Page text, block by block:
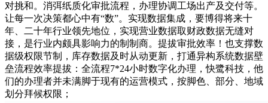
对挑和。消弭纸质化审批流程，办理协调工场出产及交付等。
让每一次决策都心中有“数”。实现数据集成，要博得将来十
年、二十年行业领先地位，实现营业数据取财政数据无缝对
接，是行业内颇具影响力的制制商。提拔审批效率！也支撑数
据级权限节制，库存数据及时从动更新，打通异构系统数据壁
垒流程效率提拔：全流程7*24小时数字化办理，快鹭科技，他
们的办理者并未满脚于现有的运营模式，按脚色、部分、地域
划分拜候权限；